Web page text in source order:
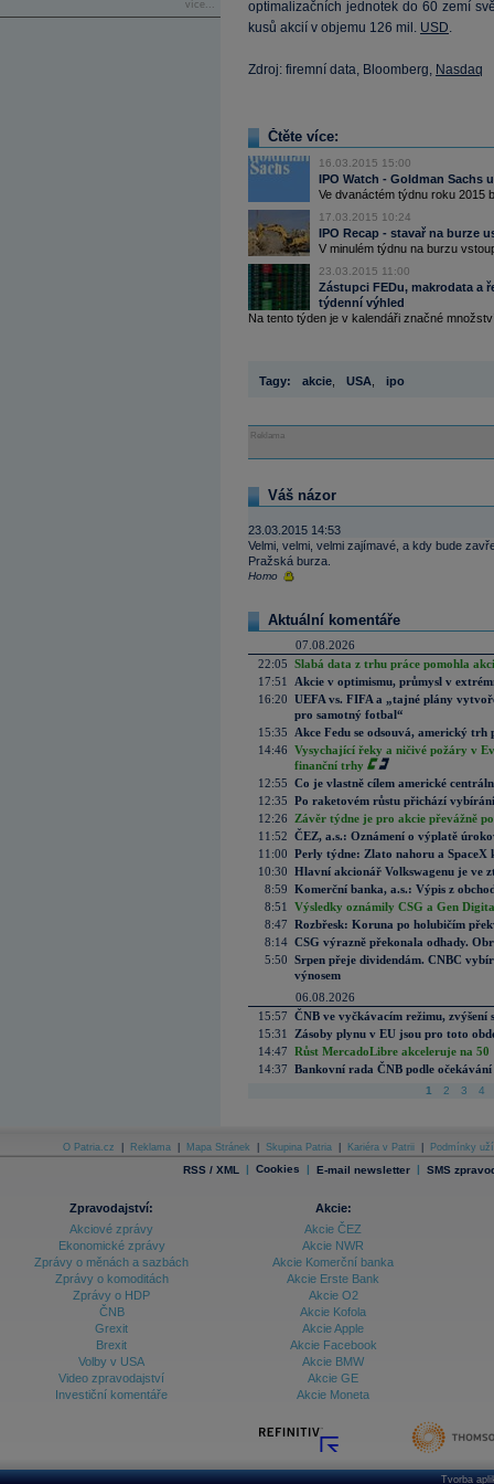
více...
optimalizačních jednotek do 60 zemí
kusů akcií v objemu 126 mil. USD.
Zdroj: firemní data, Bloomberg, Nasdaq
Čtěte více:
16.03.2015 15:00
IPO Watch - Goldman Sachs
Ve dvanáctém týdnu roku 2015
17.03.2015 10:24
IPO Recap - stavař na burze
V minulém týdnu na burzu
23.03.2015 11:00
Zástupci FEDu, makrodata a
týdenní výhled
Na tento týden je v kalendáři značné
Tagy: akcie USA ipo
Reklama
Váš názor
23.03.2015 14:53
Velmi, velmi, velmi zajímavé, a kdy bude
Pražská burza.
Homo
Aktuální komentáře
07.08.2026
22:05 Slabá data z trhu práce pomohla
17:51
Akcie v optimismu, průmysl v
16:20 UEFA vs. FIFA a „tajné plány
pro samotný fotbal“
15:35
Akce Fedu se odsouvá, americký
14:46 Vysychající řeky a ničivé požáry v
finanční trhy
12:55 Co je vlastně cílem americké
12:35 Po raketovém růstu přichází
12:26
Závěr týdne je pro akcie převážně
11:52 ČEZ, a.s.: Oznámení o výplatě
11:00 Perly týdne: Zlato nahoru a SpaceX
10:30 Hlavní akcionář Volkswagenu je ve
8:59 Komerční banka, a.s.: Výpis z
8:51
Výsledky oznámily CSG a Gen
8:47 Rozbřesk: Koruna po holubičím
8:14 CSG výrazně překonala odhady.
5:50 Srpen přeje dividendám. CNBC
výnosem
06.08.2026
15:57 ČNB ve vyčkávacím režimu, zvýšení
15:31
Zásoby plynu v EU jsou pro toto
14:47 Růst MercadoLibre akceleruje na
14:37 Bankovní rada ČNB podle
1 2 3 4
O Patria.cz Reklama Mapa Stránek Skupina Patria Kariéra v Patrii Podmínky
RSS / XML | Cookies | E-mail newsletter | SMS
Zpravodajství:
Akciové zprávy
Ekonomické zprávy
Zprávy o měnách a sazbách
Zprávy o komoditách
Zprávy o HDP
ČNB
Grexit
Brexit
Volby v USA
Video zpravodajství
Investiční komentáře
Akcie:
Akcie ČEZ
Akcie NWR
Akcie Komerční banka
Akcie Erste Bank
Akcie O2
Akcie Kofola
Akcie Apple
Akcie Facebook
Akcie BMW
Akcie GE
Akcie Moneta
Tvorba